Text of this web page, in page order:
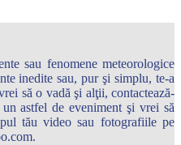
sau fenomene meteorologice
inedite sau, pur şi simplu, te-a
să o vadă şi alţii, contactează-
astfel de eveniment şi vrei să
tău video sau fotografiile pe